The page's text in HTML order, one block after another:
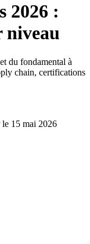
2026 :
niveau
du fondamental à
chain, certifications
le 15 mai 2026